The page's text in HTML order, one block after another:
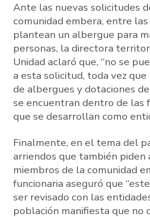
Ante las nuevas solicitudes
comunidad embera, entre
plantean un albergue para
personas, la directora
Unidad aclaró que, “no se
a esta solicitud, toda vez
de albergues y dotaciones
se encuentran dentro de las
que se desarrollan como
Finalmente, en el tema del
arriendos que también piden
miembros de la comunidad
funcionaria aseguró que
ser revisado con las
población manifiesta que no